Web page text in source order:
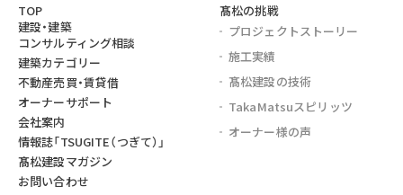
TOP
建設・建築
コンサルティング相談
建築カテゴリー
不動産売買・賃貸借
オーナーサポート
会社案内
情報誌「TSUGITE（つぎて）」
髙松建設マガジン
お問い合わせ
髙松の挑戦
プロジェクト ストーリー
施工実績
髙松建設の技術
TakaMatsuスピリッツ
オーナー様の声